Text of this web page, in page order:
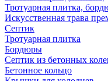
Тротуарная плитка,
Искусственная трава
Септик
Тротуарная плитка
Бордюры
Септик из бетонных
Бетонное кольцо